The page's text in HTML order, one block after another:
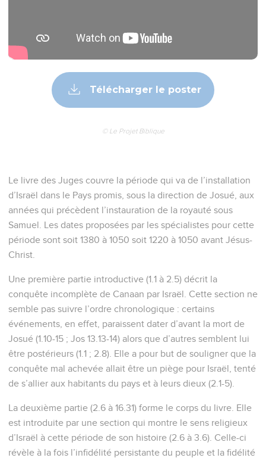
Télécharger le poster
© Le Projet Biblique
Le livre des Juges couvre la période qui va de l’installation
d’Israël dans le Pays promis, sous la direction de Josué, aux
années qui précèdent l’instauration de la royauté sous
Samuel. Les dates proposées par les spécialistes pour cette
période sont soit 1380 à 1050 soit 1220 à 1050 avant Jésus-
Christ.
Une première partie introductive (1.1 à 2.5) décrit la
conquête incomplète de Canaan par Israël. Cette section ne
semble pas suivre l’ordre chronologique : certains
événements, en effet, paraissent dater d’avant la mort de
Josué (1.10-15 ; Jos 13.13-14) alors que d’autres semblent lui
être postérieurs (1.1 ; 2.8). Elle a pour but de souligner que la
conquête mal achevée allait être un piège pour Israël, tenté
de s’allier aux habitants du pays et à leurs dieux (2.1-5).
La deuxième partie (2.6 à 16.31) forme le corps du livre. Elle
est introduite par une section qui montre le sens religieux
d’Israël à cette période de son histoire (2.6 à 3.6). Celle-ci
révèle à la fois l’infidélité persistante du peuple et la fidélité